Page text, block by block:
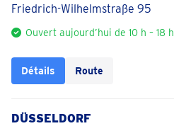
Friedrich-Wilhelmstraße 95
Ouvert aujourd’hui de 10 h – 18 h
Détails Route
DÜSSELDORF